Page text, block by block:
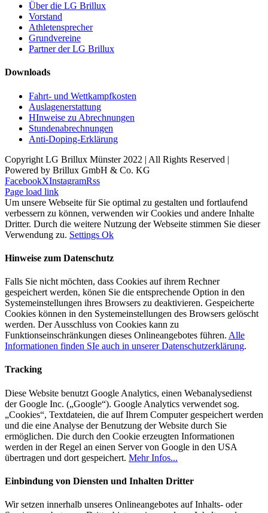
Über die LG Brillux
Vorstand
Athletensprecher
Grundvereine
Partner der LG Brillux
Downloads
Fahrt- und Wettkampfkosten
Auslagenerstattung
HInweise zu Abrechnungen
Stundenabrechnungen
Anti-Doping-Erklärung
Copyright LG Brillux Münster 2022 | All Rights Reserved |
Powered by Brillux GmbH & Co. KG
FacebookXInstagramRss
Page load link
Um unsere Webseite für Sie optimal zu gestalten und fortlaufend
verbessern zu können, verwenden wir Cookies und andere Inhalte
Dritter. Durch die weitere Nutzung der Webseite stimmen Sie dieser
Verwendung zu. Settings Ok
Hinweise zum Datenschutz
Falls Sie nicht möchten, dass Cookies auf ihrem Rechner
gespeichert werden, könen Sie die entsprechende Option in den
Systemeinstellungen ihres Browsers zu deaktivieren. Gespeicherte
Cookies können in den Systemeinstellungen des Browsers gelöscht
werden. Der Ausschluss von Cookies kann zu
Funktionseinschränkungen dieses Onlineangebotes führen. Alle
Informationen finden SIe auch in unserer Datenschutzerklärung.
Tracking
Diese Website benutzt Google Analytics, einen Webanalysedienst
der Google Inc. („Google“). Google Analytics verwendet sog.
„Cookies“, Textdateien, die auf Ihrem Computer gespeichert werden
und die eine Analyse der Benutzung der Website durch Sie
ermöglichen. Die durch den Cookie erzeugten Informationen
werden in der Regel an einen Server von Google in den USA
übertragen und dort gespeichert. Mehr Infos...
Einbindung von Diensten und Inhalten Dritter
Wir setzen innerhalb unseres Onlineangebotes auf Inhalts- oder